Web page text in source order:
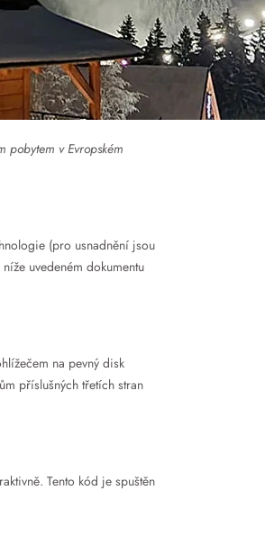
pobytem v Evropském
(pro usnadnění jsou
uvedeném dokumentu
na pevný disk
příslušných třetích stran
Tento kód je spuštěn